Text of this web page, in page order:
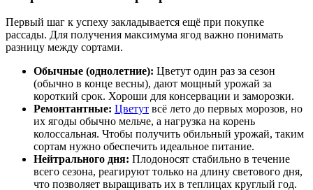
Первый шаг к успеху закладывается ещё при покупке
рассады. Для получения максимума ягод важно понимать
разницу между сортами.
Обычные (однолетние): Цветут один раз за сезон
(обычно в конце весны), дают мощный урожай за
короткий срок. Хороши для консервации и заморозки.
Ремонтантные: Цветут всё лето до первых морозов, но
их ягоды обычно мельче, а нагрузка на корень
колоссальная. Чтобы получить обильный урожай, таким
сортам нужно обеспечить идеальное питание.
Нейтрального дня: Плодоносят стабильно в течение
всего сезона, реагируют только на длину светового дня,
что позволяет выращивать их в теплицах круглый год.